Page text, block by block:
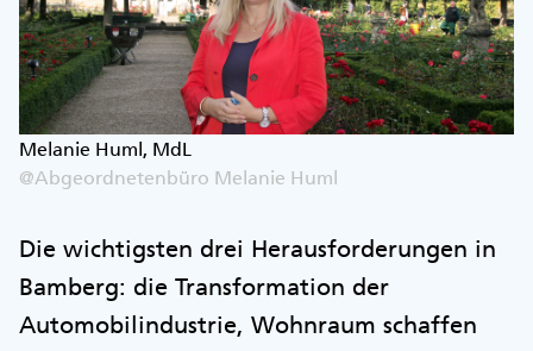
Melanie Huml, MdL
@Abgeordnetenbüro Melanie Huml
Die wichtigsten drei Herausforderungen in
Bamberg: die Transformation der
Automobilindustrie, Wohnraum schaffen